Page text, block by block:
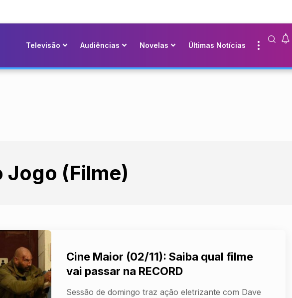
Televisão Audiências Novelas Últimas Notícias
Jogo (Filme)
Cine Maior (02/11): Saiba qual filme
vai passar na RECORD
Sessão de domingo traz ação eletrizante com Dave